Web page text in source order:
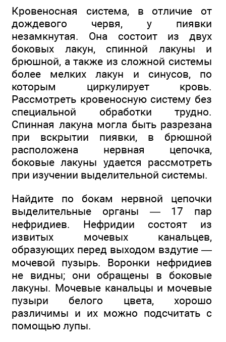
Кровеносная система, в отличие от
дождевого червя, у пиявки
незамкнутая. Она состоит из двух
боковых лакун, спинной лакуны и
брюшной, а также из сложной системы
более мелких лакун и синусов, по
которым циркулирует кровь.
Рассмотреть кровеносную систему без
специальной обработки трудно.
Спинная лакуна могла быть разрезана
при вскрытии пиявки, в брюшной
расположена нервная цепочка,
боковые лакуны удается рассмотреть
при изучении выделительной системы.
Найдите по бокам нервной цепочки
выделительные органы — 17 пар
нефридиев. Нефридии состоят из
извитых мочевых канальцев,
образующих перед выходом вздутие —
мочевой пузырь. Воронки нефридиев
не видны; они обращены в боковые
лакуны. Мочевые канальцы и мочевые
пузыри белого цвета, хорошо
различимы и их можно подсчитать с
помощью лупы.